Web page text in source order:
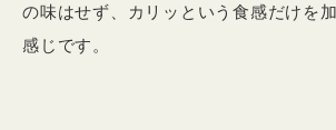
の味はせず、カリッという食感だけを
感じです。